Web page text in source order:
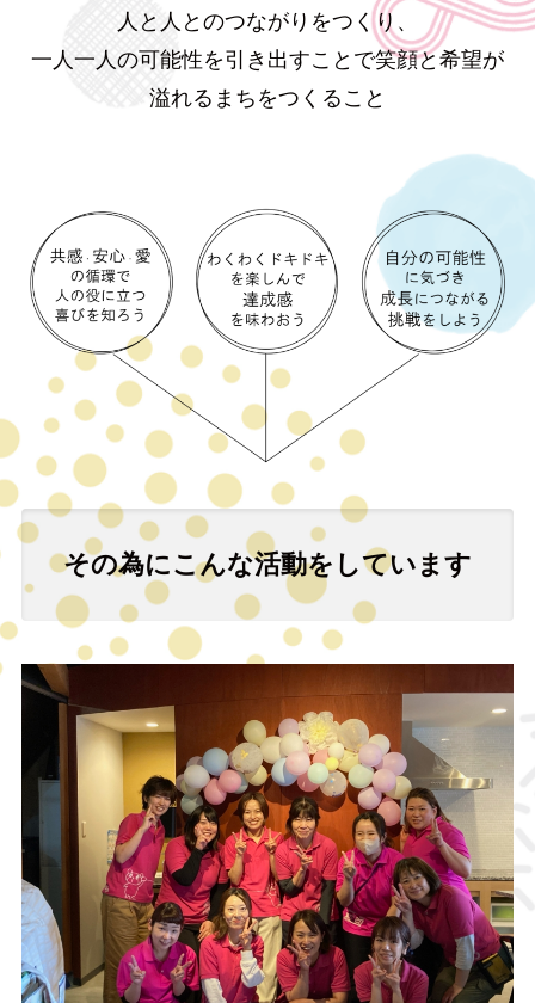
人と人とのつながりをつくり、
一人一人の可能性を引き出すことで笑顔と希望が
溢れるまちをつくること
その為にこんな活動をしています